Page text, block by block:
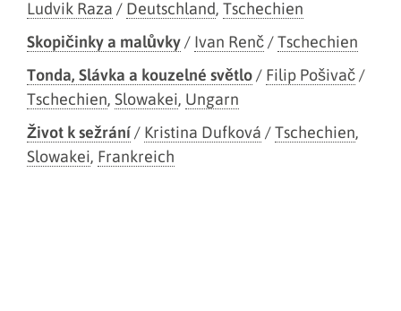
Ludvik Raza / Deutschland, Tschechien
Skopičinky a malůvky/ Ivan Renč/Tschechien
Tonda, Slávka a kouzelné světlo/ Filip Pošivač/
Tschechien, Slowakei, Ungarn
Život k sežrání/ Kristina Dufková /Tschechien,
Slowakei, Frankreich